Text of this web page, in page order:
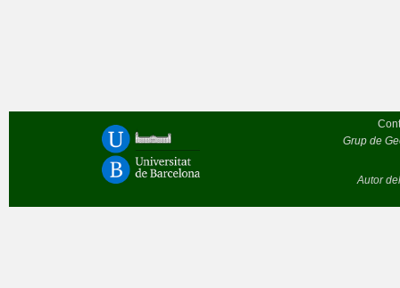
Grup de
Autor